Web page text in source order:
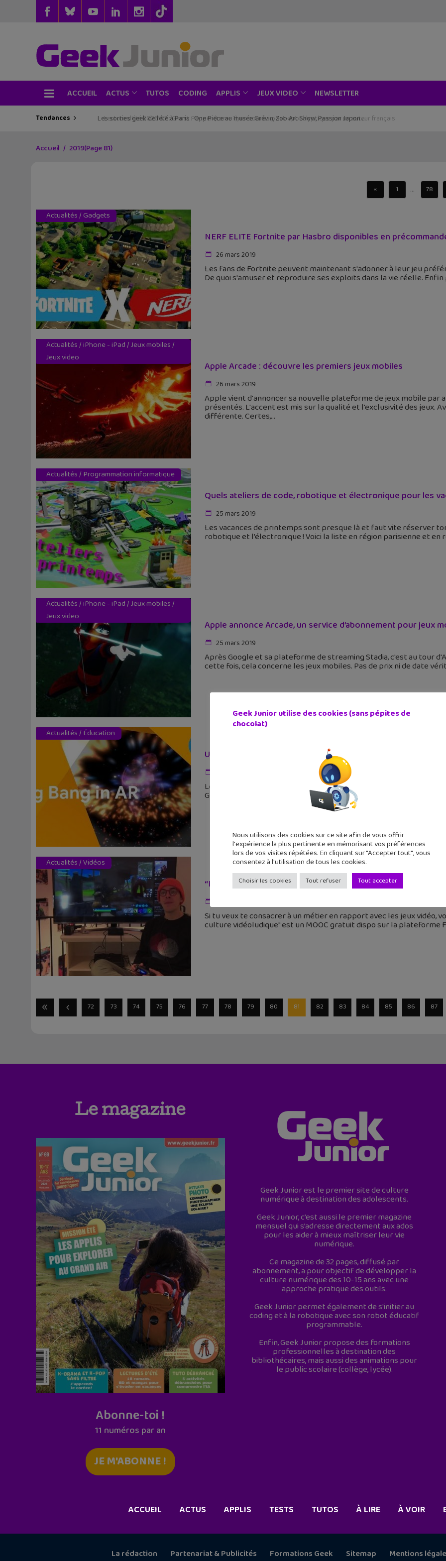
ACCUEIL ACTUS TUTOS CODING APPLIS JEUX VIDEO NEWSLETTER
Tendances Les sorties geek de l’été à Paris : One Piece au musée Grévin, Zoo Art Show, Passion Japon…
Accueil 2019(Page 81)
« 1 ... 78
Actualités/ Gadgets
NERF ELITE Fortnite par Hasbro disponibles en
26 mars 2019
Les fans de Fortnite peuvent maintenant s'adonner à leur jeu
De quoi s'amuser et reproduire ses exploits dans la vie réelle.
Actualités/iPhone - iPad/Jeux mobiles/
Jeux video
Apple Arcade : découvre les premiers jeux mobiles
26 mars 2019
Apple vient d'annoncer sa nouvelle plateforme de jeux mobile par
présentés. L'accent est mis sur la qualité et l'exclusivité des jeux.
différente. Certes,
Actualités/ Programmation informatique
Quels ateliers de code, robotique et électronique pour les
25 mars 2019
Les vacances de printemps sont presque là et faut vite réserver
robotique et l'électronique ! Voici la liste en région parisienne et
Actualités/iPhone - iPad/Jeux mobiles/
Jeux video
Apple annonce Arcade, un service d’abonnement pour jeux
25 mars 2019
Après Google et sa plateforme de streaming Stadia, c'est au tour
cette fois, cela concerne les jeux mobiles. Pas de prix ni de date
Actualités/ Éducation
Une application de réalité augmentée te raconte le Big Bang !
Le Big Bang en réalité augmentée ? C'est possible avec une
Google Arts & Culture. Et c'est gratuit. L'application Big Bang AR
Actualités/Vidéos
“Introduction à la culture vidéoludique” : un MOOC pour les
Si tu veux te consacrer à un métier en rapport avec les jeux vidéo,
culture vidéoludique" est un MOOC gratuit dispo sur la plateforme
72 73 74 75 76 77 78 79 80 81 82 83 84 85 86 87
Le magazine
Abonne-toi !
11 numéros par an
JE M'ABONNE !
Geek Junior est le premier site de culture
numérique à destination des adolescents.
Geek Junior, c’est aussi le premier magazine
mensuel qui s’adresse directement aux ados
pour les aider à mieux maîtriser leur vie
numérique.
Ce magazine de 32 pages, diffusé par
abonnement, a pour objectif de développer la
culture numérique des 10-15 ans avec une
approche pratique des outils.
Geek Junior permet également de s'initier au
coding et à la robotique avec son robot éducatif
programmable.
Enfin, Geek Junior propose des formations
professionnelles à destination des
bibliothécaires, mais aussi des animations pour
le public scolaire (collège, lycée).
Geek Junior utilise des cookies (sans pépites de
chocolat)
Nous utilisons des cookies sur ce site afin de vous offrir
l'expérience la plus pertinente en mémorisant vos préférences
lors de vos visites répétées. En cliquant sur "Accepter tout", vous
consentez à l'utilisation de tous les cookies.
Choisir les cookies Tout refuser Tout accepter
ACCUEIL ACTUS APPLIS TESTS TUTOS À LIRE À VOIR
La rédaction Partenariat & Publicités Formations Geek Sitemap Mentions